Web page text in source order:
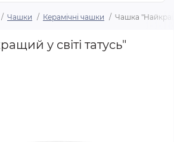
Чашки Керамічні чашки Чашка
у світі татусь"